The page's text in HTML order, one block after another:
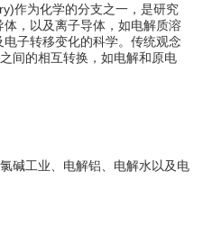
为化学的分支之一，是研究
，以及离子导体，如电解质溶
子转移变化的科学。传统观念
间的相互转换，如电解和原电
工业、电解铝、电解水以及电